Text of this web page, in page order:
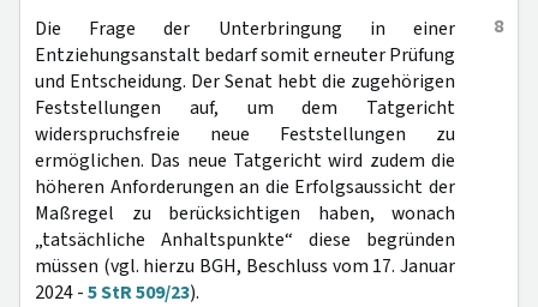
8
Die Frage der Unterbringung in einer
Entziehungsanstalt bedarf somit erneuter Prüfung
und Entscheidung. Der Senat hebt die zugehörigen
Feststellungen auf, um dem Tatgericht
widerspruchsfreie neue Feststellungen zu
ermöglichen. Das neue Tatgericht wird zudem die
höheren Anforderungen an die Erfolgsaussicht der
Maßregel zu berücksichtigen haben, wonach
„tatsächliche Anhaltspunkte“ diese begründen
müssen (vgl. hierzu BGH, Beschluss vom 17. Januar
2024 -5 StR 509/23).